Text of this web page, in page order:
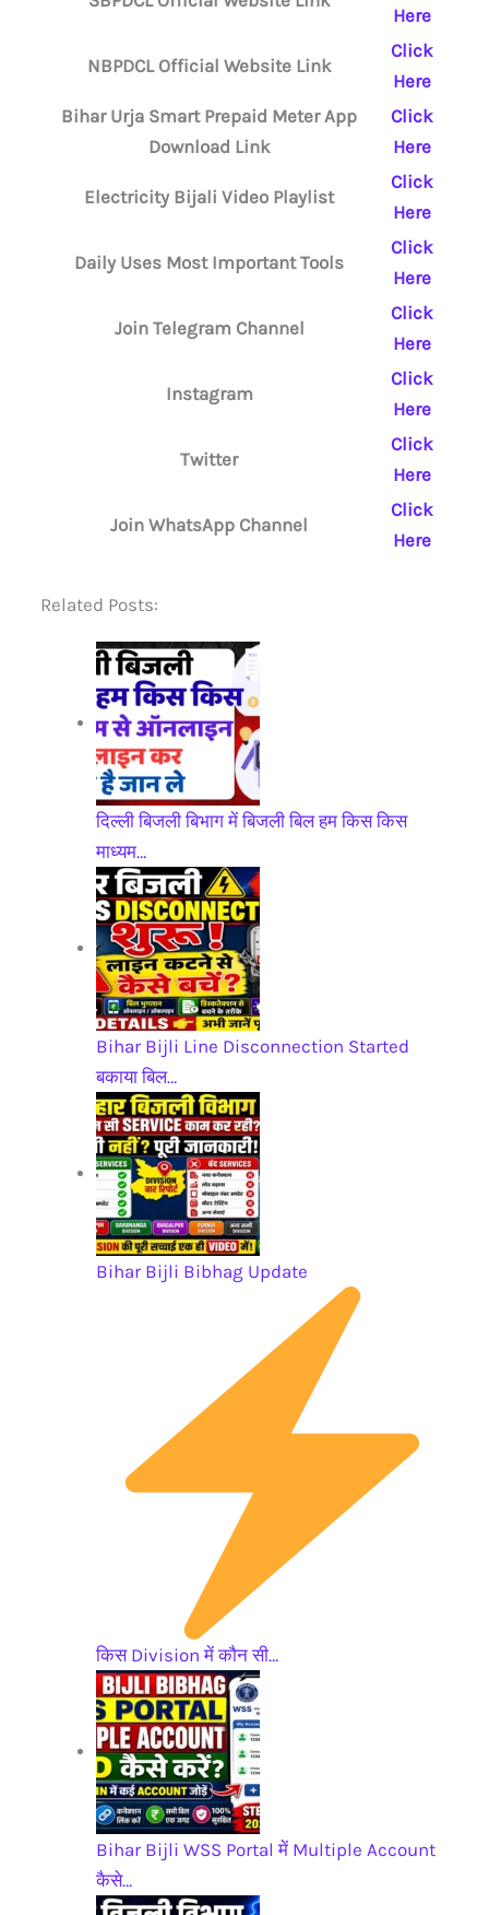
Here
NBPDCL Official Website Link
Click
Here
Bihar Urja Smart Prepaid Meter App
Download Link
Click
Here
Electricity Bijali Video Playlist
Click
Here
Daily Uses Most Important Tools
Click
Here
Join Telegram Channel
Click
Here
Instagram
Click
Here
Twitter
Click
Here
Join WhatsApp Channel
Click
Here
Related Posts:
दिल्ली बिजली बिभाग में बिजली बिल हम किस किस
माध्यम…
Bihar Bijli Line Disconnection Started
बकाया बिल…
Bihar Bijli Bibhag Update
किस Division में कौन सी…
Bihar Bijli WSS Portal में Multiple Account
कैसे…